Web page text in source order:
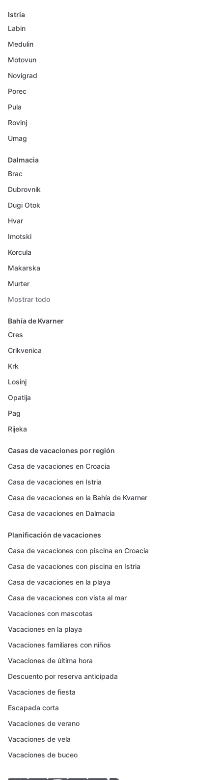
Istria
Labin
Medulin
Motovun
Novigrad
Porec
Pula
Rovinj
Umag
Dalmacia
Brac
Dubrovnik
Dugi Otok
Hvar
Imotski
Korcula
Makarska
Murter
Mostrar todo
Bahía de Kvarner
Cres
Crikvenica
Krk
Losinj
Opatija
Pag
Rijeka
Casas de vacaciones por región
Casa de vacaciones en Croacia
Casa de vacaciones en Istria
Casa de vacaciones en la Bahía de Kvarner
Casa de vacaciones en Dalmacia
Planificación de vacaciones
Casa de vacaciones con piscina en Croacia
Casa de vacaciones con piscina en Istria
Casa de vacaciones en la playa
Casa de vacaciones con vista al mar
Vacaciones con mascotas
Vacaciones en la playa
Vacaciones familiares con niños
Vacaciones de última hora
Descuento por reserva anticipada
Vacaciones de fiesta
Escapada corta
Vacaciones de verano
Vacaciones de vela
Vacaciones de buceo